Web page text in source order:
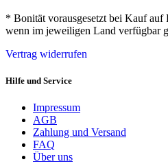
* Bonität vorausgesetzt bei Kauf auf
wenn im jeweiligen Land verfügbar
Vertrag widerrufen
Hilfe und Service
Impressum
AGB
Zahlung und Versand
FAQ
Über uns